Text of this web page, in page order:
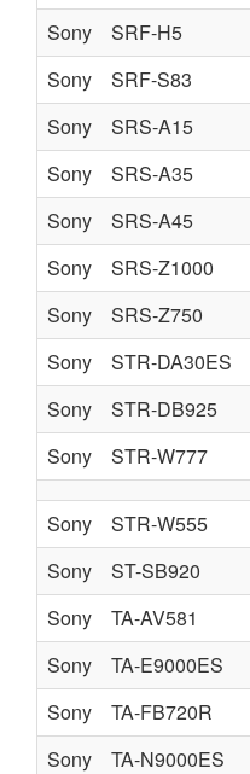
Sony
SRF-H5
Sony
SRF-S83
Sony
SRS-A15
Sony
SRS-A35
Sony
SRS-A45
Sony
SRS-Z1000
Sony
SRS-Z750
Sony
STR-DA30ES
Sony
STR-DB925
Sony
STR-W777
Sony
STR-W555
Sony
ST-SB920
Sony
TA-AV581
Sony
TA-E9000ES
Sony
TA-FB720R
Sony
TA-N9000ES